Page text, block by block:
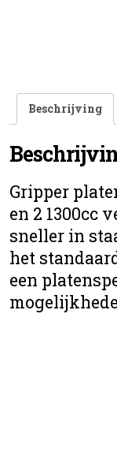
Beschrijving
Gripper
en 2 1300cc
sneller in
het
een